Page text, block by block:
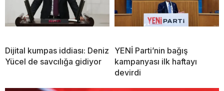
Dijital kumpas iddiası: Deniz
Yücel de savcılığa gidiyor
YENİ Parti’nin bağış
kampanyası ilk haftayı
devirdi